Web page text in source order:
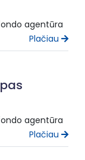
agentūra
Plačiau
agentūra
Plačiau